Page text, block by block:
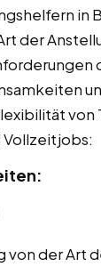
in
der
von
von der Art